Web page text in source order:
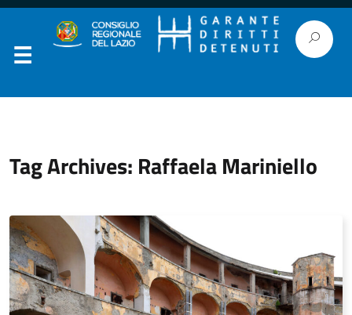
Tag Archives: Raffaela Mariniello